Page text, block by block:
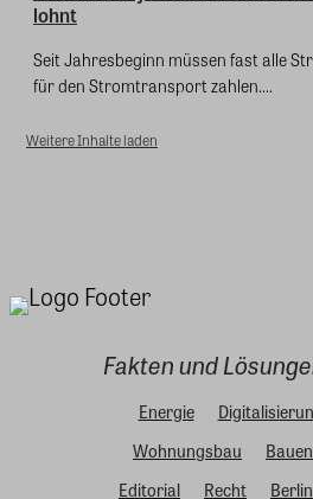
lohnt
Seit Jahresbeginn müssen fast alle
für den Stromtransport zahlen....
Weitere Inhalte laden
Fakten und
Energie
Wohnungsbau
Bauen
Editorial
Recht Berlin